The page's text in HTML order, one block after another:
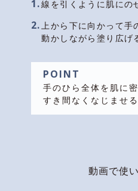
1.線を引くように肌にの
2.上から下に向かって手
動かしながら塗り広げ
POINT
手のひら全体を肌に
すき間なくなじませ
動画で使